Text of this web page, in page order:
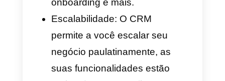
sua equipe. Além disso, a
outras funcionalidades que o
tornam um CRM para o